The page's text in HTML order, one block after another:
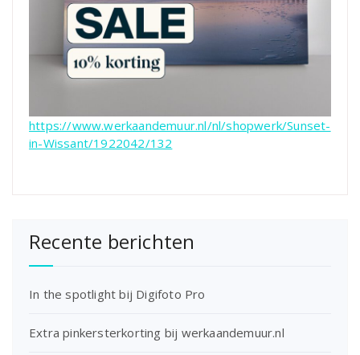
https://www.werkaandemuur.nl/nl/shopwerk/Sunset-
in-Wissant/1922042/132
Recente berichten
In the spotlight bij Digifoto Pro
Extra pinkersterkorting bij werkaandemuur.nl